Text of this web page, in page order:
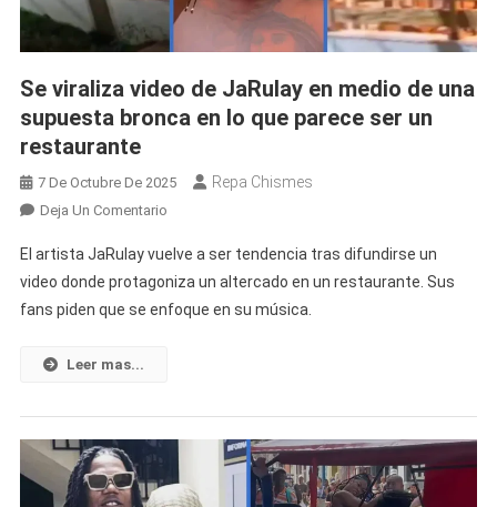
Antes
De
Fama
Se viraliza video de JaRulay en medio de una
supuesta bronca en lo que parece ser un
restaurante
7 De Octubre De 2025 Repa Chismes
Deja Un ComentarioEn
Viraliza
Video
De
De
Una
Supuesta
Bronca
El artista JaRulay vuelve a ser tendencia tras difundirse un
video donde protagoniza un altercado en un restaurante. Sus
fans piden que se enfoque en su música.
Leer mas...